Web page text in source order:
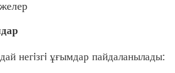
негiзгi ұғымдар пайдаланылады: